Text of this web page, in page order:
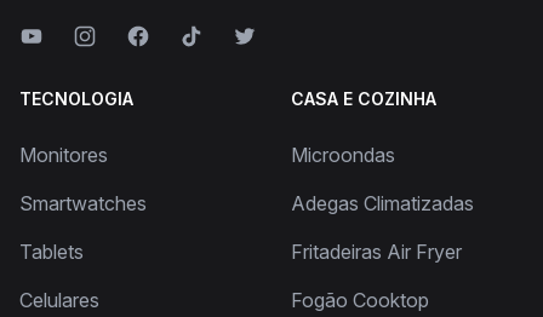
TECNOLOGIA
Monitores
Smartwatches
Tablets
Celulares
CASA E COZINHA
Microondas
Adegas Climatizadas
Fritadeiras Air Fryer
Fogão Cooktop